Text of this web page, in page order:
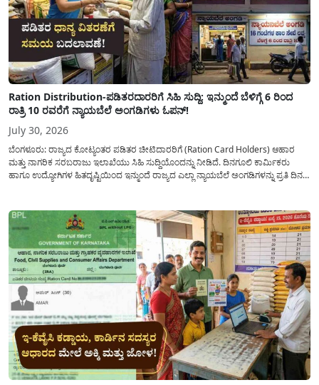
Ration Distribution-ಪಡಿತರದಾರರಿಗೆ ಸಿಹಿ ಸುದ್ದಿ: ಇನ್ಮುಂದೆ ಬೆಳಿಗ್ಗೆ 6 ರಿಂದ
ರಾತ್ರಿ 10 ರವರೆಗೆ ನ್ಯಾಯಬೆಲೆ ಅಂಗಡಿಗಳು ಓಪನ್!
July 30, 2026
ಬೆಂಗಳೂರು: ರಾಜ್ಯದ ಕೋಟ್ಯಂತರ ಪಡಿತರ ಚೀಟಿದಾರರಿಗೆ (Ration Card Holders) ಆಹಾರ
ಮತ್ತು ನಾಗರಿಕ ಸರಬರಾಜು ಇಲಾಖೆಯು ಸಿಹಿ ಸುದ್ದಿಯೊಂದನ್ನು ನೀಡಿದೆ. ದಿನಗೂಲಿ ಕಾರ್ಮಿಕರು
ಹಾಗೂ ಉದ್ಯೋಗಿಗಳ ಹಿತದೃಷ್ಟಿಯಿಂದ ಇನ್ಮುಂದೆ ರಾಜ್ಯದ ಎಲ್ಲಾ ನ್ಯಾಯಬೆಲೆ ಅಂಗಡಿಗಳನ್ನು ಪ್ರತಿ ದಿನ